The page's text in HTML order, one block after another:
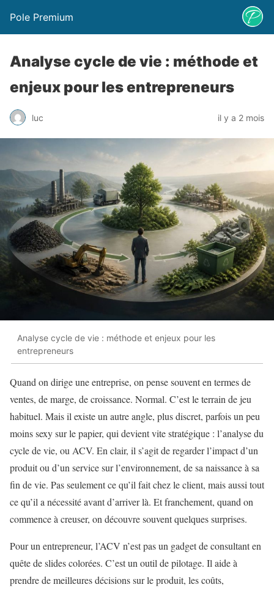
Pole Premium
Analyse cycle de vie : méthode et
enjeux pour les entrepreneurs
luc il y a 2 mois
Analyse cycle de vie : méthode et enjeux pour les
entrepreneurs
Quand on dirige une entreprise, on pense souvent en termes de
ventes, de marge, de croissance. Normal. C’est le terrain de jeu
habituel. Mais il existe un autre angle, plus discret, parfois un peu
moins sexy sur le papier, qui devient vite stratégique : l’analyse du
cycle de vie, ou ACV. En clair, il s’agit de regarder l’impact d’un
produit ou d’un service sur l’environnement, de sa naissance à sa
fin de vie. Pas seulement ce qu’il fait chez le client, mais aussi tout
ce qu’il a nécessité avant d’arriver là. Et franchement, quand on
commence à creuser, on découvre souvent quelques surprises.
Pour un entrepreneur, l’ACV n’est pas un gadget de consultant en
quête de slides colorées. C’est un outil de pilotage. Il aide à
prendre de meilleures décisions sur le produit, les coûts,